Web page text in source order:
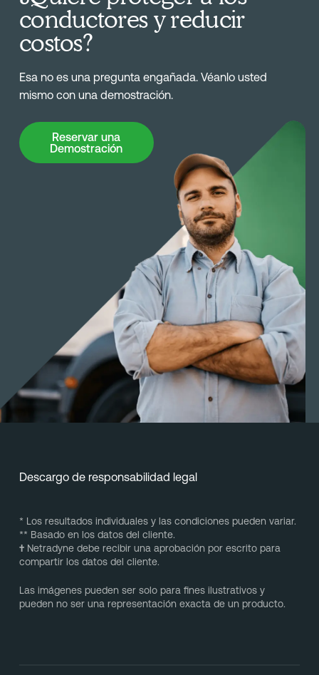
conductores y reducir
costos?
Esa no es una pregunta engañada. Véanlo usted
mismo con una demostración.
Reservar una
Demostración
Reservar una Demostración
Descargo de responsabilidad legal
* Los resultados individuales y las condiciones pueden variar.
** Basado en los datos del cliente.
†Netradyne debe recibir una aprobación por escrito para
compartir los datos del cliente.
Las imágenes pueden ser solo para fines ilustrativos y
pueden no ser una representación exacta de un producto.